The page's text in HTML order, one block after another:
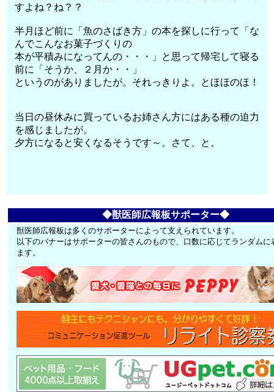
すよね？ね？？
半月ほど前に「魚のさばき方」の本を探しに行って「な
んでこんなお菓子づくりの
本が平積みになってんの・・・」と思って帰宅して寝る
前に「そうか、２月か・・」
というのがありましたが。それっきりよ。とほほのほ！
当日の昼休みに買っているお姉さん方にはある種の迫力
を感じましたが。
夕方になると安くなるそうです～。さて、と。
◆獣医師広報板サポーター◆
獣医師広報板は多くのサポーターによって支えられています。
以下のバナーはサポーターの皆さんのもので、口数に応じてランダムに
ます。